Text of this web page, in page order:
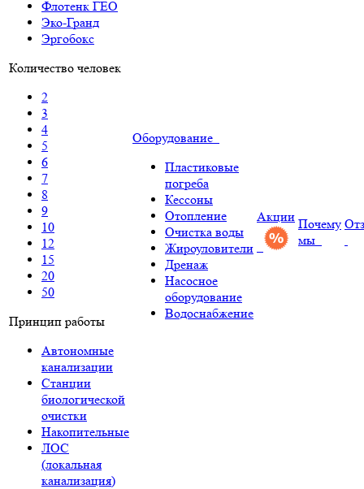
Флотенк ГЕО
Эко-Гранд
Эргобокс
Количество человек
2
3
4
5
6
7
8
9
10
12
15
20
50
Принцип работы
Автономные
канализации
Станции
биологической
очистки
Накопительные
ЛОС
(локальная
канализация)
Оборудование
Пластиковые
погреба
Кессоны
Отопление
Очистка воды
Жироуловители
Дренаж
Насосное
оборудование
Водоснабжение
Акции Почему
мы